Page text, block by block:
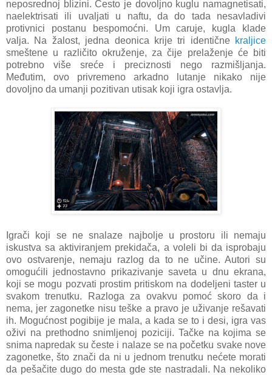
neposrednoj blizini. Često je dovoljno kuglu namagnetisati,
naelektrisati ili uvaljati u naftu, da do tada nesavladivi
protivnici postanu bespomoćni. Um caruje, kugla klade
valja. Na žalost, jedna deonica krije tri identične kraljice
smeštene u različito okruženje, za čije prelaženje će biti
potrebno više sreće i preciznosti nego razmišljanja.
Međutim, ovo privremeno arkadno lutanje nikako nije
dovoljno da umanji pozitivan utisak koji igra ostavlja.
Igrači koji se ne snalaze najbolje u prostoru ili nemaju
iskustva sa aktiviranjem prekidača, a voleli bi da isprobaju
ovo ostvarenje, nemaju razlog da to ne učine. Autori su
omogućili jednostavno prikazivanje saveta u dnu ekrana,
koji se mogu pozvati prostim pritiskom na dodeljeni taster u
svakom trenutku. Razloga za ovakvu pomoć skoro da i
nema, jer zagonetke nisu teške a pravo je uživanje rešavati
ih. Mogućnost pogibije je mala, a kada se to i desi, igra vas
oživi na prethodno snimljenoj poziciji. Tačke na kojima se
snima napredak su česte i nalaze se na početku svake nove
zagonetke, što znači da ni u jednom trenutku nećete morati
da pešačite dugo do mesta gde ste nastradali. Na nekoliko